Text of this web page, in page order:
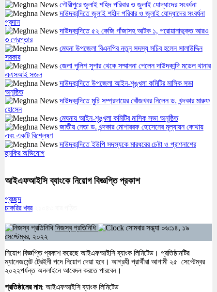
গৌরীপুরে জুলাই শহিদ পরিবার ও জুলাই যোদ্ধাদের সংবর্ধনা
দাউদকান্দিতে জুলাই শহীদ পরিবার ও জুলাই যোদ্ধাদের সংবর্ধনা
প্রদান
দাউদকান্দিতে ৫২ কেজি গাঁজাসহ আটক ১, পরোয়ানাভুক্ত আরও
৩ গ্রেপ্তার
মেঘনা উপজেলা বিএনপির নতুন সদস্য সচিব হলেন সালাউদ্দিন
সরকার
জেলা পুলিশ সুপার থেকে সম্মাননা পেলেন দাউদকান্দি মডেল থানার
এএসআই সজল
দাউদকান্দিতে উপজেলা আইন-শৃঙ্খলা কমিটির মাসিক সভা
অনুষ্ঠিত
দাউদকান্দিতে মুচি সম্প্রদায়ের খোঁজখবর নিলেন ড. খন্দকার মারুফ
হোসেন
মেঘনায় আইন-শৃঙ্খলা কমিটির মাসিক সভা অনুষ্ঠিত
জাতীয় নেতা ড. খন্দকার মোশাররফ হোসেনের মূল্যায়ন কোথায়
এবং একটি বিশ্লেষণ
দাউদকান্দিতে ইউপি সদস্যকে মারধরের চেষ্টা ও প্রাণনাশের
হুমকির অভিযোগ
আইএফআইসি ব্যাংকে নিয়োগ বিজ্ঞপ্তি প্রকাশ
প্রচ্ছদ
চাকরির খবর
নিজস্ব প্রতিনিধি
সোমবার সন্ধ্যা ০৬:১৪, ১৯
সেপ্টেম্বর, ২০২২
নিয়োগ বিজ্ঞপ্তি প্রকাশ করেছে আইএফআইসি ব্যাংক লিমিটেড। প্রতিষ্ঠানটির
ম্যানেজমেন্ট ট্রেইনী পদে নিয়োগ দেয়া হবে। আগ্রহী প্রার্থীরা আগামী ২৫ সেপ্টেম্বর
২০২২পর্যন্ত অনলাইনে আবেদন করতে পারবেন।
প্রতিষ্ঠানের নাম: আইএফআইসি ব্যাংক লিমিটেড